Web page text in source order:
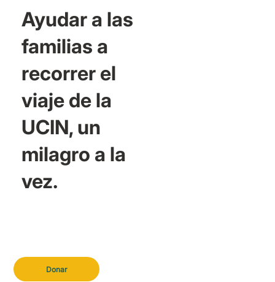
Donar
Ayudar a las
familias a
recorrer el
viaje de la
UCIN, un
milagro a la
vez.